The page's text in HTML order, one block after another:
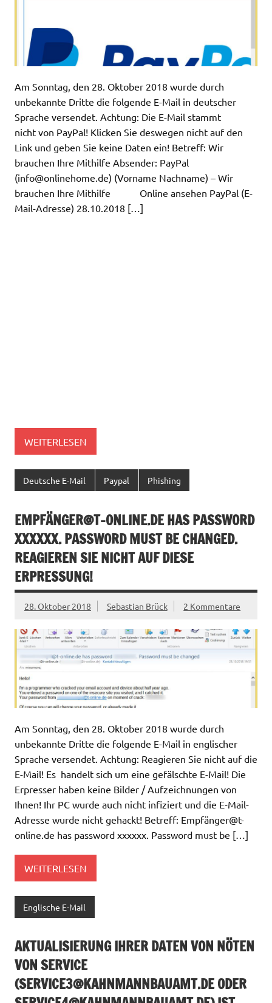
Am Sonntag, den 28. Oktober 2018 wurde durch
unbekannte Dritte die folgende E-Mail in deutscher
Sprache versendet. Achtung: Die E-Mail stammt
nicht von PayPal! Klicken Sie deswegen nicht auf den
Link und geben Sie keine Daten ein! Betreff: Wir
brauchen Ihre Mithilfe Absender: PayPal
(info@onlinehome.de) (Vorname Nachname) – Wir
brauchen Ihre Mithilfe Online ansehen PayPal (E-
Mail-Adresse) 28.10.2018 […]
WEITERLESEN
Deutsche E-Mail Paypal Phishing
EMPFÄNGER@T-ONLINE.DEHAS PASSWORD
XXXXXX. PASSWORD MUST BE CHANGED.
REAGIEREN SIE NICHT AUF DIESE
ERPRESSUNG!
28. Oktober 2018 Sebastian Brück 2 Kommentare
Am Sonntag, den 28. Oktober 2018 wurde durch
unbekannte Dritte die folgende E-Mail in englischer
Sprache versendet. Achtung: Reagieren Sie nicht auf die
E-Mail! Es handelt sich um eine gefälschte E-Mail! Die
Erpresser haben keine Bilder / Aufzeichnungen von
Ihnen! Ihr PC wurde auch nicht infiziert und die E-Mail-
Adresse wurde nicht gehackt! Betreff: Empfänger@t-
online.de has password xxxxxx. Password must be […]
WEITERLESEN
Englische E-Mail
AKTUALISIERUNG IHRER DATEN VON NÖTEN
VON SERVICE
(SERVICE3@KAHNMANNBAUAMT.DEODER